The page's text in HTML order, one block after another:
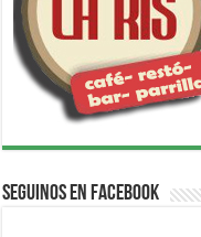
Seguinos en Facebook